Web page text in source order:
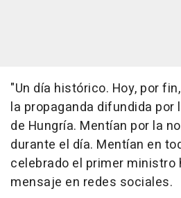
"Un día histórico. Hoy, por
la propaganda difundida
de Hungría. Mentían por la
durante el día. Mentían en
celebrado el primer ministro
mensaje en redes sociales.